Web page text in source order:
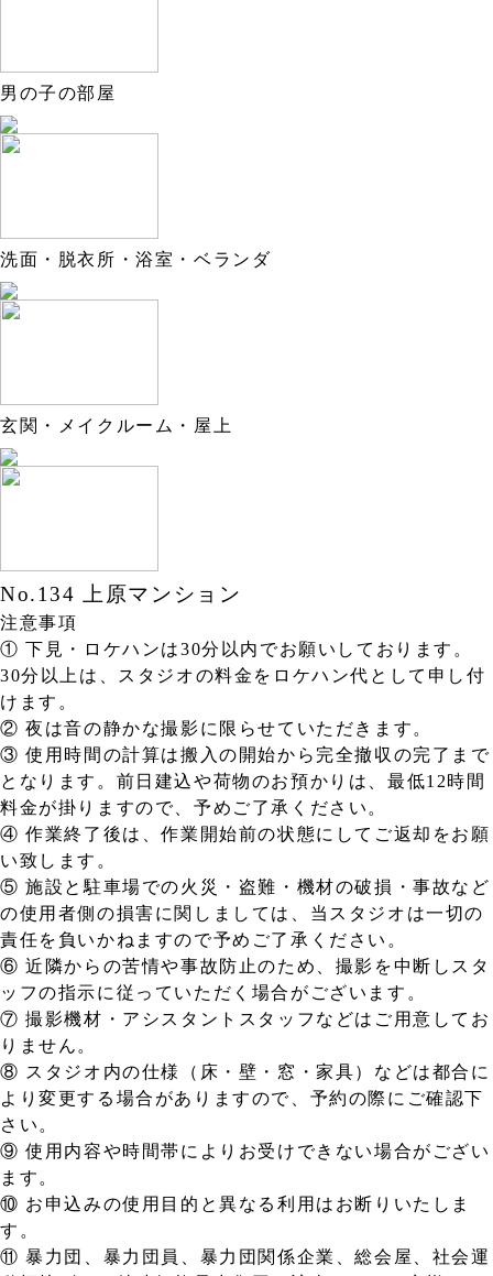
男の子の部屋
洗面・脱衣所・浴室・ベランダ
玄関・メイクルーム・屋上
No.134 上原マンション
注意事項
① 下見・ロケハンは30分以内でお願いしております。
30分以上は、スタジオの料金をロケハン代として申し付
けます。
② 夜は音の静かな撮影に限らせていただきます。
③ 使用時間の計算は搬入の開始から完全撤収の完了まで
となります。前日建込や荷物のお預かりは、最低12時間
料金が掛りますので、予めご了承ください。
④ 作業終了後は、作業開始前の状態にしてご返却をお願
い致します。
⑤ 施設と駐車場での火災・盗難・機材の破損・事故など
の使用者側の損害に関しましては、当スタジオは一切の
責任を負いかねますので予めご了承ください。
⑥ 近隣からの苦情や事故防止のため、撮影を中断しスタ
ッフの指示に従っていただく場合がございます。
⑦ 撮影機材・アシスタントスタッフなどはご用意してお
りません。
⑧ スタジオ内の仕様（床・壁・窓・家具）などは都合に
より変更する場合がありますので、予約の際にご確認下
さい。
⑨ 使用内容や時間帯によりお受けできない場合がござい
ます。
⑩ お申込みの使用目的と異なる利用はお断りいたしま
す。
⑪ 暴力団、暴力団員、暴力団関係企業、総会屋、社会運